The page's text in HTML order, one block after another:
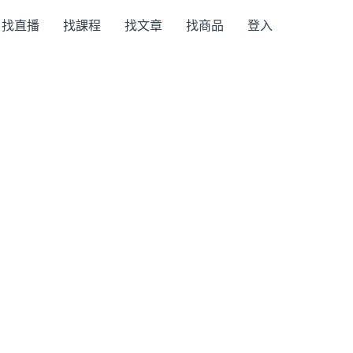
找直播 找課程 找文章 找商品 登入